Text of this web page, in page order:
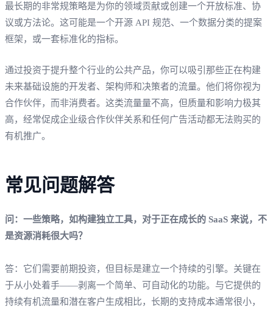
最长期的非常规策略是为你的领域贡献或创建一个开放标准、协
议或方法论。这可能是一个开源 API 规范、一个数据分类的提案
框架，或一套标准化的指标。
通过投资于提升整个行业的公共产品，你可以吸引那些正在构建
未来基础设施的开发者、架构师和决策者的流量。他们将你视为
合作伙伴，而非消费者。这类流量量不高，但质量和影响力极其
高，经常促成企业级合作伙伴关系和任何广告活动都无法购买的
有机推广。
常见问题解答
问：一些策略，如构建独立工具，对于正在成长的 SaaS 来说，不
是资源消耗很大吗？
答：它们需要前期投资，但目标是建立一个持续的引擎。关键在
于从小处着手——剥离一个简单、可自动化的功能。与它提供的
持续有机流量和潜在客户生成相比，长期的支持成本通常很小，